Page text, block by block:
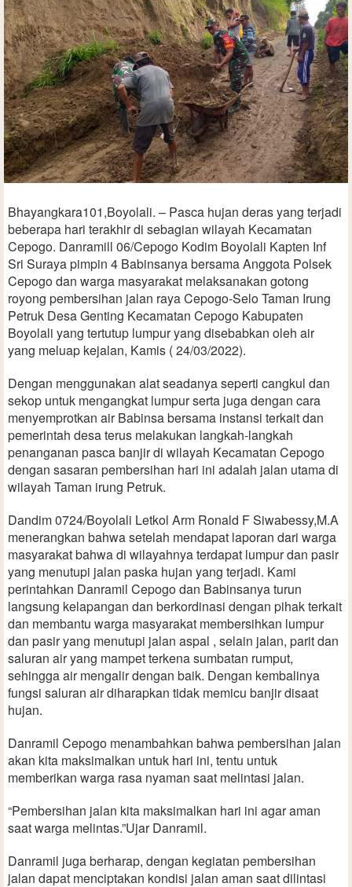
Bhayangkara101,Boyolali. – Pasca hujan deras yang terjadi
beberapa hari terakhir di sebagian wilayah Kecamatan
Cepogo. Danramill 06/Cepogo Kodim Boyolali Kapten Inf
Sri Suraya pimpin 4 Babinsanya bersama Anggota Polsek
Cepogo dan warga masyarakat melaksanakan gotong
royong pembersihan jalan raya Cepogo-Selo Taman Irung
Petruk Desa Genting Kecamatan Cepogo Kabupaten
Boyolali yang tertutup lumpur yang disebabkan oleh air
yang meluap kejalan, Kamis ( 24/03/2022).
Dengan menggunakan alat seadanya seperti cangkul dan
sekop untuk mengangkat lumpur serta juga dengan cara
menyemprotkan air Babinsa bersama instansi terkait dan
pemerintah desa terus melakukan langkah-langkah
penanganan pasca banjir di wilayah Kecamatan Cepogo
dengan sasaran pembersihan hari ini adalah jalan utama di
wilayah Taman irung Petruk.
Dandim 0724/Boyolali Letkol Arm Ronald F Siwabessy,M.A
menerangkan bahwa setelah mendapat laporan dari warga
masyarakat bahwa di wilayahnya terdapat lumpur dan pasir
yang menutupi jalan paska hujan yang terjadi. Kami
perintahkan Danramil Cepogo dan Babinsanya turun
langsung kelapangan dan berkordinasi dengan pihak terkait
dan membantu warga masyarakat membersihkan lumpur
dan pasir yang menutupi jalan aspal , selain jalan, parit dan
saluran air yang mampet terkena sumbatan rumput,
sehingga air mengalir dengan baik. Dengan kembalinya
fungsi saluran air diharapkan tidak memicu banjir disaat
hujan.
Danramil Cepogo menambahkan bahwa pembersihan jalan
akan kita maksimalkan untuk hari ini, tentu untuk
memberikan warga rasa nyaman saat melintasi jalan.
“Pembersihan jalan kita maksimalkan hari ini agar aman
saat warga melintas.”Ujar Danramil.
Danramil juga berharap, dengan kegiatan pembersihan
jalan dapat menciptakan kondisi jalan aman saat dilintasi